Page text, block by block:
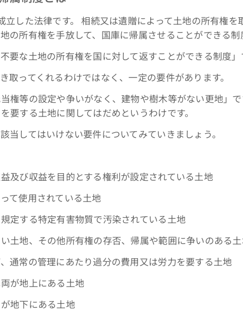
した法律です。 相続又は遺贈によって土地の所有権を
の所有権を手放して、国庫に帰属させることができる制
要な土地の所有権を国に対して返すことができる制度」
取ってくれるわけではなく、一定の要件があります。
権等の設定や争いがなく、建物や樹木等がない更地」
要する土地に関してはだめというわけです。
当してはいけない要件についてみていきましょう。
及び収益を目的とする権利が設定されている土地
て使用されている土地
定する特定有害物質で汚染されている土地
土地、その他所有権の存否、帰属や範囲に争いのある
通常の管理にあたり過分の費用又は労力を要する土地
が地上にある土地
地下にある土地